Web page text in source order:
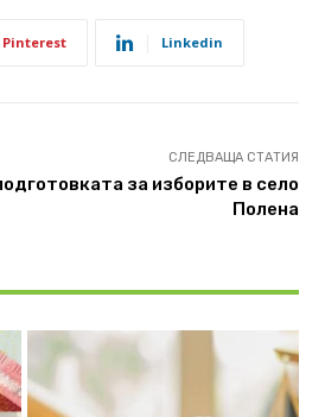
Pinterest Linkedin
СЛЕДВАЩА СТАТИЯ
за изборите в село
Полена